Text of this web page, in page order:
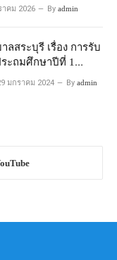
ารศึกษา ๒๕๖๙
าคม 2026 By admin
เรื่อง การรับ
ะถมศึกษาปีที่ 1
ษ วิทยาศาสตร์ และ
มกราคม 2024 By admin